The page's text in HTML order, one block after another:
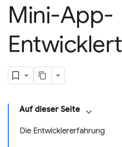
Mini-App-
Auf dieser Seite
Die Entwicklererfahrung